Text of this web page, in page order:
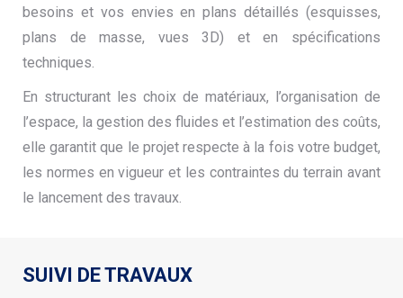
besoins et vos envies en plans détaillés (esquisses,
plans de masse, vues 3D) et en spécifications
techniques.
En structurant les choix de matériaux, l’organisation de
l’espace, la gestion des fluides et l’estimation des coûts,
elle garantit que le projet respecte à la fois votre budget,
les normes en vigueur et les contraintes du terrain avant
le lancement des travaux.
SUIVI DE TRAVAUX